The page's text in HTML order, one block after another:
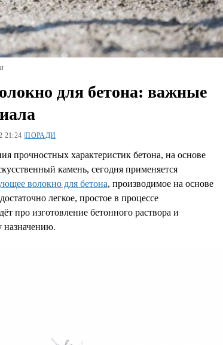
для бетона: важные
21:24 |ПОРАДИ
прочностных характеристик бетона, на основе
камень, сегодня применяется
волокно для бетона, производимое на основе
легкое, простое в процессе
про изготовление бетонного раствора и
назначению.